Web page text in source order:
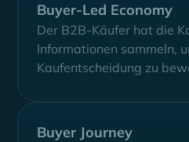
Buyer-Led Economy
Der B2B-Käufer hat die
Informationen sammeln,
Kaufentscheidung zu
Buyer Journey